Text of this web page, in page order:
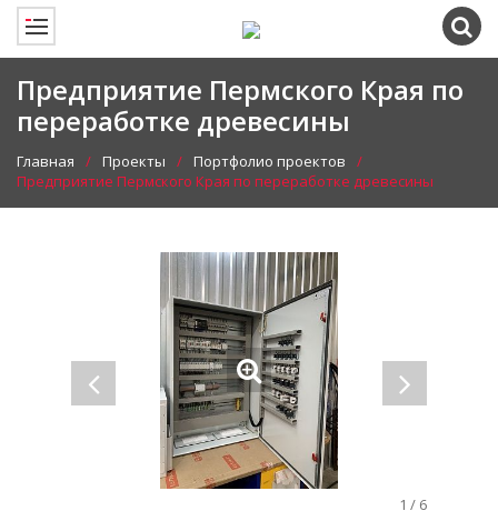
Предприятие Пермского Края по
переработке древесины
Главная Проекты
Портфолио проектов
Предприятие Пермского Края по переработке древесины
1 / 6